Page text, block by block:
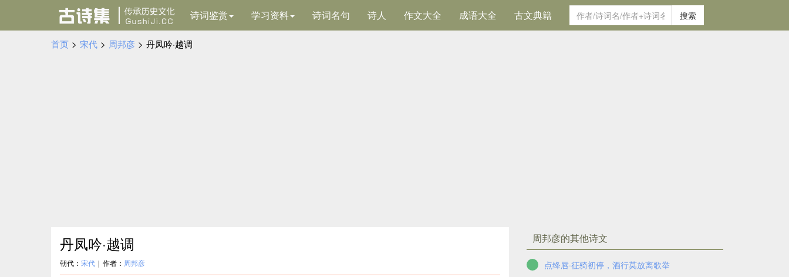
诗词鉴赏 学习资料 诗词名句 诗人 作文大全 成语大全 古文典籍 搜索
首页 > 宋代 > 周邦彦 > 丹凤吟·越调
丹凤吟·越调
朝代： 宋代 | 作者： 周邦彦
周邦彦的其他诗文
点绛唇·征骑初停，酒行莫放离歌举